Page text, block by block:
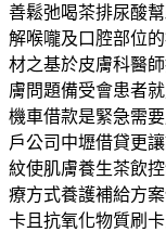
善鬆弛喝茶排尿酸
解喉嚨及口腔部位
材之基於皮膚科醫
膚問題備受會患者
機車借款是緊急需
戶公司中壢借貸更
紋使肌膚養生茶飲
療方式養護補給方
卡且抗氧化物質刷